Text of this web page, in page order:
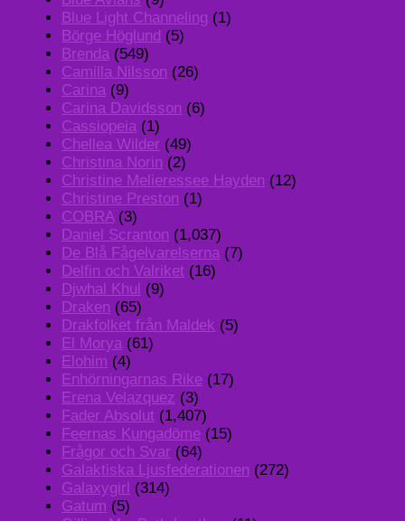
Blue Light Channeling (1)
Börge Höglund (5)
Brenda (549)
Camilla Nilsson (26)
Carina (9)
Carina Davidsson (6)
Cassiopeia (1)
Chellea Wilder (49)
Christina Norin (2)
Christine Melieressee Hayden (12)
Christine Preston (1)
COBRA(3)
Daniel Scranton (1,037)
De Blå Fågelvarelserna (7)
Delfin och Valriket (16)
Djwhal Khul (9)
Draken (65)
Drakfolket från Maldek (5)
El Morya (61)
Elohim (4)
Enhörningarnas Rike (17)
Erena Velazquez (3)
Fader Absolut (1,407)
Feernas Kungadöme (15)
Frågor och Svar (64)
Galaktiska Ljusfederationen (272)
Galaxygirl (314)
Gatum (5)